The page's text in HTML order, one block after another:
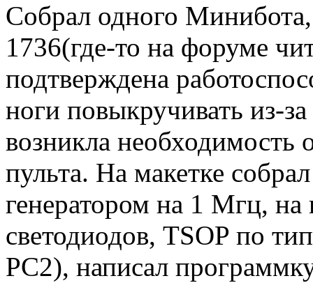
Собрал одного
1736(где-то на форуме
подтверждена
ноги повыкручивать из-
возникла необходимость
пульта. На макетке
генератором на 1 Мгц, на
светодиодов, TSOP по
PC2), написал